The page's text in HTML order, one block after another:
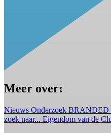
Meer over:
Nieuws Onderzoek BRANDED
zoek naar... Eigendom van de